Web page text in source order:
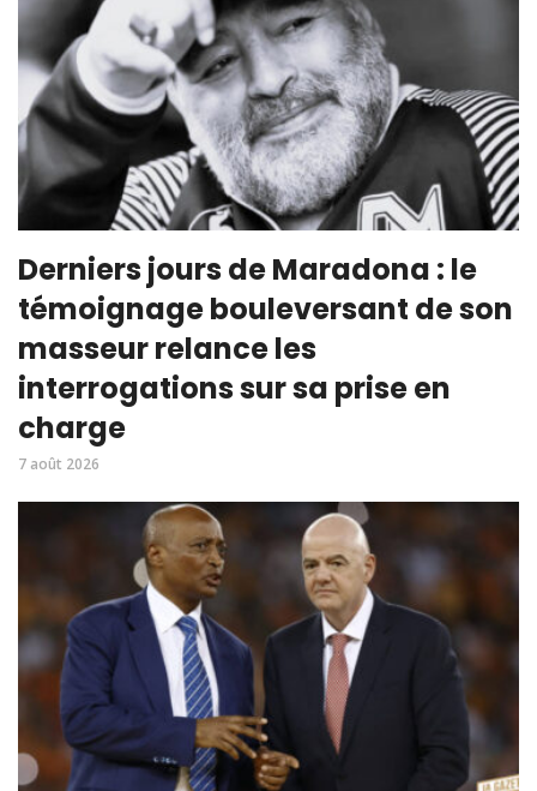
Derniers jours de Maradona : le
témoignage bouleversant de son
masseur relance les
interrogations sur sa prise en
charge
7 août 2026